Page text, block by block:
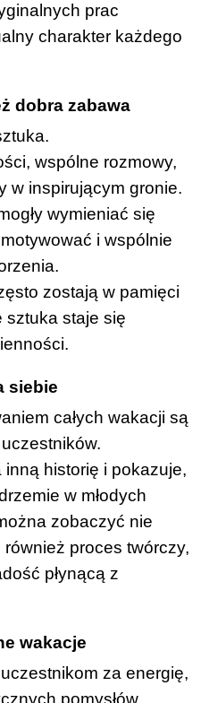
prac
charakter każdego
dobra zabawa
wspólne rozmowy,
w inspirującym gronie.
wymieniać się
i wspólnie
zostają w pamięci
sztuka staje się
siebie
całych wakacji są
historię i pokazuje,
w młodych
zobaczyć nie
również proces twórczy,
płynącą z
wakacje
za energię,
pomysłów.